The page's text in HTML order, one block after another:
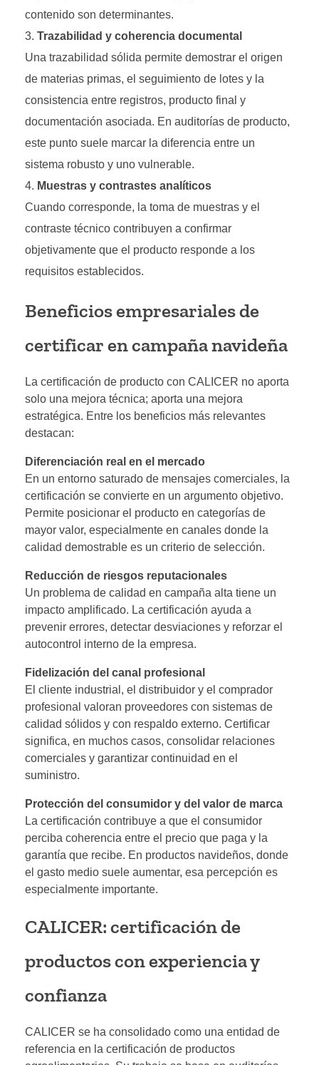
contenido son determinantes.
Trazabilidad y coherencia documental
Una trazabilidad sólida permite demostrar el origen
de materias primas, el seguimiento de lotes y la
consistencia entre registros, producto final y
documentación asociada. En auditorías de producto,
este punto suele marcar la diferencia entre un
sistema robusto y uno vulnerable.
Muestras y contrastes analíticos
Cuando corresponde, la toma de muestras y el
contraste técnico contribuyen a confirmar
objetivamente que el producto responde a los
requisitos establecidos.
Beneficios empresariales de
certificar en campaña navideña
La certificación de producto con CALICER no aporta
solo una mejora técnica; aporta una mejora
estratégica. Entre los beneficios más relevantes
destacan:
Diferenciación real en el mercado
En un entorno saturado de mensajes comerciales, la
certificación se convierte en un argumento objetivo.
Permite posicionar el producto en categorías de
mayor valor, especialmente en canales donde la
calidad demostrable es un criterio de selección.
Reducción de riesgos reputacionales
Un problema de calidad en campaña alta tiene un
impacto amplificado. La certificación ayuda a
prevenir errores, detectar desviaciones y reforzar el
autocontrol interno de la empresa.
Fidelización del canal profesional
El cliente industrial, el distribuidor y el comprador
profesional valoran proveedores con sistemas de
calidad sólidos y con respaldo externo. Certificar
significa, en muchos casos, consolidar relaciones
comerciales y garantizar continuidad en el
suministro.
Protección del consumidor y del valor de marca
La certificación contribuye a que el consumidor
perciba coherencia entre el precio que paga y la
garantía que recibe. En productos navideños, donde
el gasto medio suele aumentar, esa percepción es
especialmente importante.
CALICER: certificación de
productos con experiencia y
confianza
CALICER se ha consolidado como una entidad de
referencia en la certificación de productos